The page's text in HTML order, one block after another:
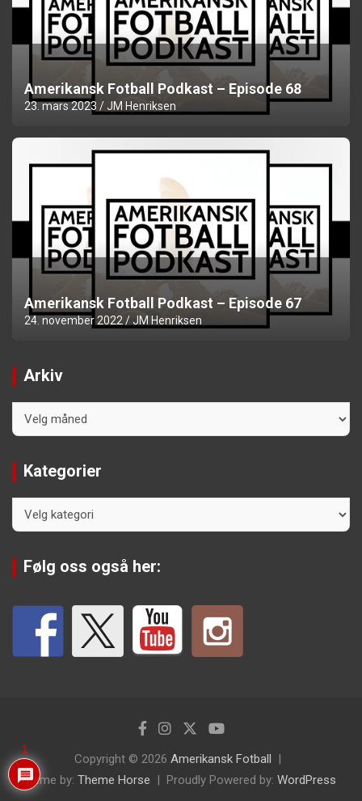
Amerikansk Fotball Podkast – Episode 68
23. mars 2023 JM Henriksen
Amerikansk Fotball Podkast – Episode 67
24. november 2022 JM Henriksen
Arkiv
Kategorier
Følg oss også her:
Copyright © 2026 Amerikansk Fotball
Theme by: Theme Horse Proudly Powered by: WordPress
1